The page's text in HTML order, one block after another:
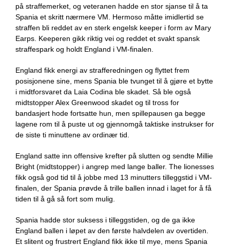
på straffemerket, og veteranen hadde en stor sjanse til å ta
Spania et skritt nærmere VM. Hermoso måtte imidlertid se
straffen bli reddet av en sterk engelsk keeper i form av Mary
Earps. Keeperen gikk riktig vei og reddet et svakt spansk
straffespark og holdt England i VM-finalen.
England fikk energi av strafferedningen og flyttet frem
posisjonene sine, mens Spania ble tvunget til å gjøre et bytte
i midtforsvaret da Laia Codina ble skadet. Så ble også
midtstopper Alex Greenwood skadet og til tross for
bandasjert hode fortsatte hun, men spillepausen ga begge
lagene rom til å puste ut og gjennomgå taktiske instrukser for
de siste ti minuttene av ordinær tid.
England satte inn offensive krefter på slutten og sendte Millie
Bright (midtstopper) i angrep med lange baller. The lionesses
fikk også god tid til å jobbe med 13 minutters tilleggstid i VM-
finalen, der Spania prøvde å trille ballen innad i laget for å få
tiden til å gå så fort som mulig.
Spania hadde stor suksess i tilleggstiden, og de ga ikke
England ballen i løpet av den første halvdelen av overtiden.
Et slitent og frustrert England fikk ikke til mye, mens Spania